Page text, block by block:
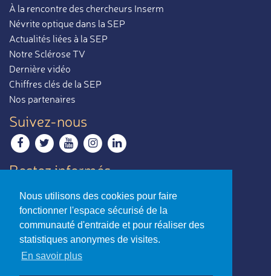
Nous utilisons des cookies pour faire
fonctionner l'espace sécurisé de la
communauté d'entraide et pour réaliser des
statistiques anonymes de visites.
En savoir plus
À la rencontre des chercheurs Inserm
Névrite optique dans la SEP
Actualités liées à la SEP
Notre Sclérose TV
Dernière vidéo
Chiffres clés de la SEP
Nos partenaires
Suivez-nous
Restez informés
Contactez-nous
Envoyer un e-mail
La sclérose en plaques,
par ceux qui en parlent le mieux.